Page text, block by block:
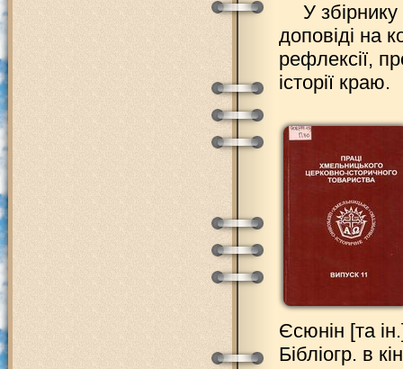
У
доповіді на
рефлексії,
історії краю.
Єсюнін [та
Бібліогр. в